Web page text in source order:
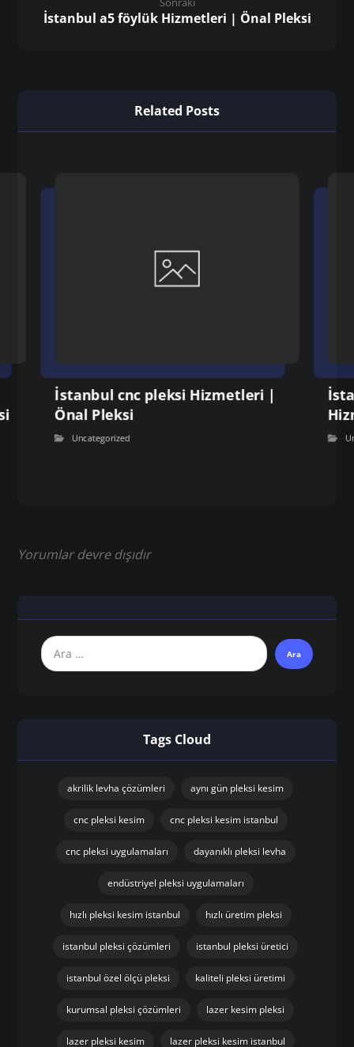
İstanbul a5 föylük Hizmetleri | Önal Pleksi
Related Posts
İstanbul cnc pleksi Hizmetleri |
Önal Pleksi
Uncategorized
Yorumlar devre dışıdır
Tags Cloud
akrilik levha çözümleri aynı gün pleksi kesim
cnc pleksi kesim cnc pleksi kesim istanbul
cnc pleksi uygulamaları dayanıklı pleksi levha
endüstriyel pleksi uygulamaları
hızlı pleksi kesim istanbul hızlı üretim pleksi
istanbul pleksi çözümleri istanbul pleksi üretici
istanbul özel ölçü pleksi kaliteli pleksi üretimi
kurumsal pleksi çözümleri lazer kesim pleksi
lazer pleksi kesim lazer pleksi kesim istanbul